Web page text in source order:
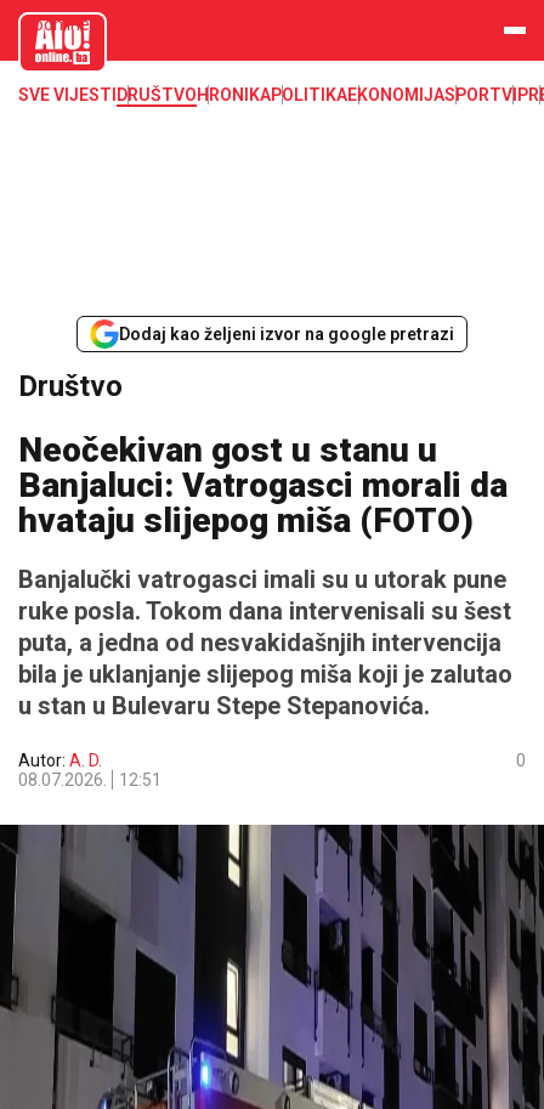
aloonline.b
SVE VIJESTI DRUŠTVOHRONIKAPOLITIKAEKONOMIJASPORTVIP
Dodaj kao željeni izvor na google pretrazi
Društvo
Neočekivan gost u stanu u
Banjaluci: Vatrogasci morali da
hvataju slijepog miša (FOTO)
Banjalučki vatrogasci imali su u utorak pune
ruke posla. Tokom dana intervenisali su šest
puta, a jedna od nesvakidašnjih intervencija
bila je uklanjanje slijepog miša koji je zalutao
u stan u Bulevaru Stepe Stepanovića.
Autor: A. D.
08.07.2026.
12:51
0